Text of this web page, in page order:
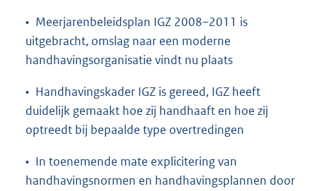
• Meerjarenbeleidsplan IGZ 2008–2011 is
uitgebracht, omslag naar een moderne
handhavingsorganisatie vindt nu plaats
• Handhavingskader IGZ is gereed, IGZ heeft
duidelijk gemaakt hoe zij handhaaft en hoe zij
optreedt bij bepaalde type overtredingen
• In toenemende mate explicitering van
handhavingsnormen en handhavingsplannen door